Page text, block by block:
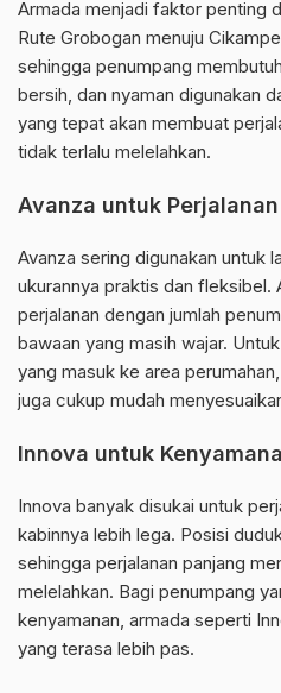
Armada menjadi faktor penting
Rute Grobogan menuju
sehingga penumpang
bersih, dan nyaman digunakan
yang tepat akan membuat
tidak terlalu melelahkan.
Avanza untuk
Avanza sering digunakan untuk
ukurannya praktis dan fleksibel.
perjalanan dengan jumlah
bawaan yang masih wajar.
yang masuk ke area
juga cukup mudah
Innova untuk
Innova banyak disukai untuk
kabinnya lebih lega. Posisi
sehingga perjalanan panjang
melelahkan. Bagi penumpang
kenyamanan, armada seperti
yang terasa lebih pas.